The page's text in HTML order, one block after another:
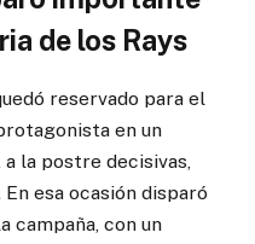
de los Rays
reservado para el
en un
la postre decisivas,
esa ocasión disparó
campaña, con un